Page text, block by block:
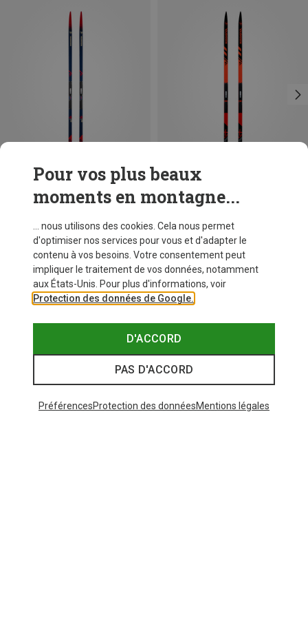
Vous économisez 56% Vous économisez 20%
Pour vos plus beaux
moments en montagne...
... nous utilisons des cookies. Cela nous permet
d'optimiser nos services pour vous et d'adapter le
contenu à vos besoins. Votre consentement peut
impliquer le traitement de vos données, notamment
aux États-Unis. Pour plus d'informations, voir
Protection des données de Google.
D'ACCORD
PAS D'ACCORD
PréférencesProtection des donnéesMentions légales